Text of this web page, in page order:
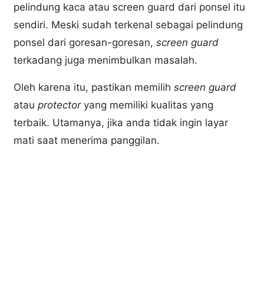
pelindung kaca atau screen guard dari ponsel itu
sendiri. Meski sudah terkenal sebagai pelindung
ponsel dari goresan-goresan,screen guard
terkadang juga menimbulkan masalah.
Oleh karena itu, pastikan memilihscreen guard
atauprotectoryang memiliki kualitas yang
terbaik. Utamanya, jika anda tidak ingin layar
mati saat menerima panggilan.